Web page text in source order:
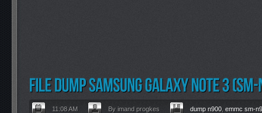
11:08 AM By imand progkes dump n900 emmc sm-